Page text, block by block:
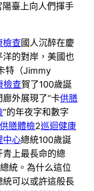
陽臺上向人們揮手
檢查國人沉醉在慶
的對岸，美國也
特（Jimmy
檢查賀了100歲誕
外展現了“卡供膳
”的年夜字和數字
膳體檢2巡迴健康
中心總統100歲誕
上最長命的總
統。為什么這位
可以或許這般長